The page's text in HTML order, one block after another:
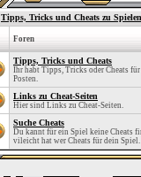
Tipps, Tricks und Cheats zu Spielen
Foren
Tipps, Tricks und Cheats
Ihr habt Tipps, Tricks oder Cheats
Posten.
Links zu Cheat-Seiten
Hier sind Links zu Cheat-Seiten.
Suche Cheats
Du kannt für ein Spiel keine Cheats
vileicht hat wer Cheats für dein Spiel.